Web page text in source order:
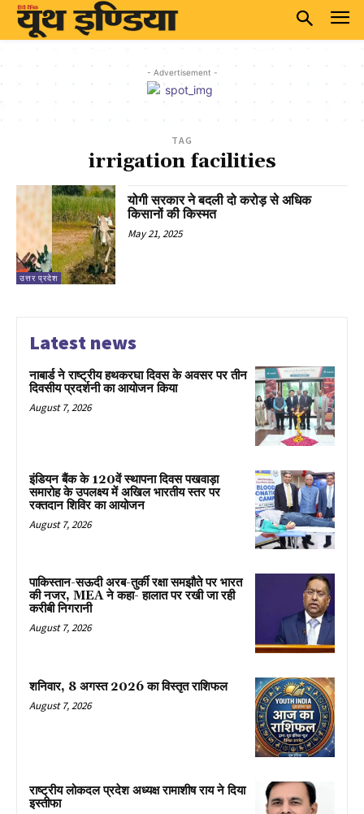
- Advertisement -
TAG
irrigation facilities
उत्तर प्रदेश
योगी सरकार ने बदली दो करोड़ से अधिक
किसानों की किस्मत
May 21, 2025
Latest news
नाबार्ड ने राष्ट्रीय हथकरघा दिवस के अवसर पर तीन
दिवसीय प्रदर्शनी का आयोजन किया
August 7, 2026
इंडियन बैंक के 120वें स्थापना दिवस पखवाड़ा
समारोह के उपलक्ष्य में अखिल भारतीय स्तर पर
रक्तदान शिविर का आयोजन
August 7, 2026
पाकिस्तान-सऊदी अरब-तुर्की रक्षा समझौते पर भारत
की नजर, MEA ने कहा- हालात पर रखी जा रही
करीबी निगरानी
August 7, 2026
शनिवार, 8 अगस्त 2026 का विस्तृत राशिफल
August 7, 2026
राष्ट्रीय लोकदल प्रदेश अध्यक्ष रामाशीष राय ने दिया
इस्तीफा